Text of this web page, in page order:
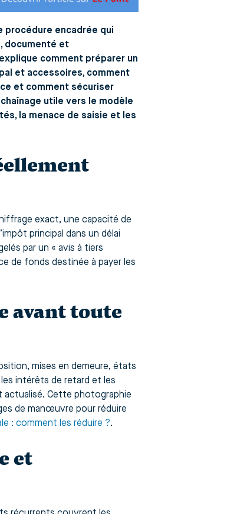
procédure encadrée qui
documenté et
comment préparer un
et accessoires, comment
et comment sécuriser
utile vers le modèle
la menace de saisie et les
exact, une capacité de
principal dans un délai
par un « avis à tiers
de fonds destinée à payer les
avant toute
mises en demeure, états
les intérêts de retard et les
actualisé. Cette photographie
de manœuvre pour réduire
: comment les réduire ?.
et